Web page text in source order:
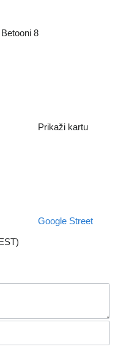
8
Prikaži kartu
Google Street